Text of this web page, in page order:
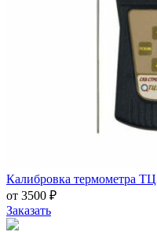
Калибровка термометра
от 3500 ₽
Заказать